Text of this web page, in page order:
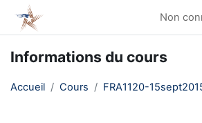
Passer au contenu principal
Non
Informations du cours
Accueil Cours FRA1120-